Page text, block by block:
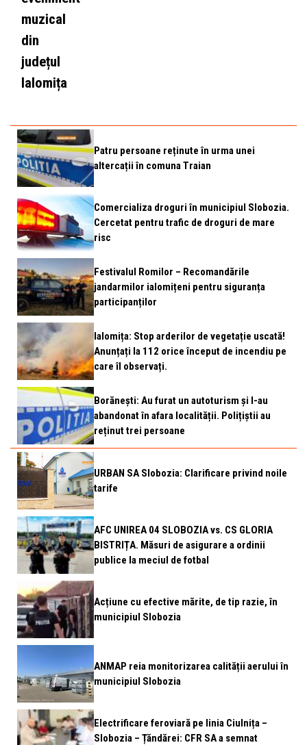
Patru persoane reținute în urma unei
altercații în comuna Traian
Comercializa droguri în municipiul Slobozia.
Cercetat pentru trafic de droguri de mare
risc
Festivalul Romilor – Recomandările
jandarmilor ialomițeni pentru siguranța
participanților
Ialomița: Stop arderilor de vegetație uscată!
Anunțați la 112 orice început de incendiu pe
care îl observați.
Borănești: Au furat un autoturism și l-au
abandonat în afara localității. Polițiștii au
reținut trei persoane
URBAN SA Slobozia: Clarificare privind noile
tarife
AFC UNIREA 04 SLOBOZIA vs. CS GLORIA
BISTRIȚA. Măsuri de asigurare a ordinii
publice la meciul de fotbal
Acțiune cu efective mărite, de tip razie, în
municipiul Slobozia
ANMAP reia monitorizarea calității aerului în
municipiul Slobozia
Electrificare feroviară pe linia Ciulnița –
Slobozia – Țăndărei: CFR SA a semnat
muzical
din
județul
Ialomița